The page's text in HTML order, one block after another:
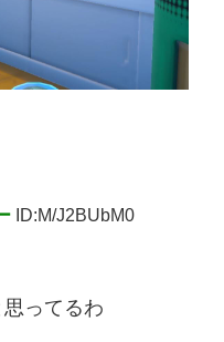
ID:M/J2BUbM0
ってるわ